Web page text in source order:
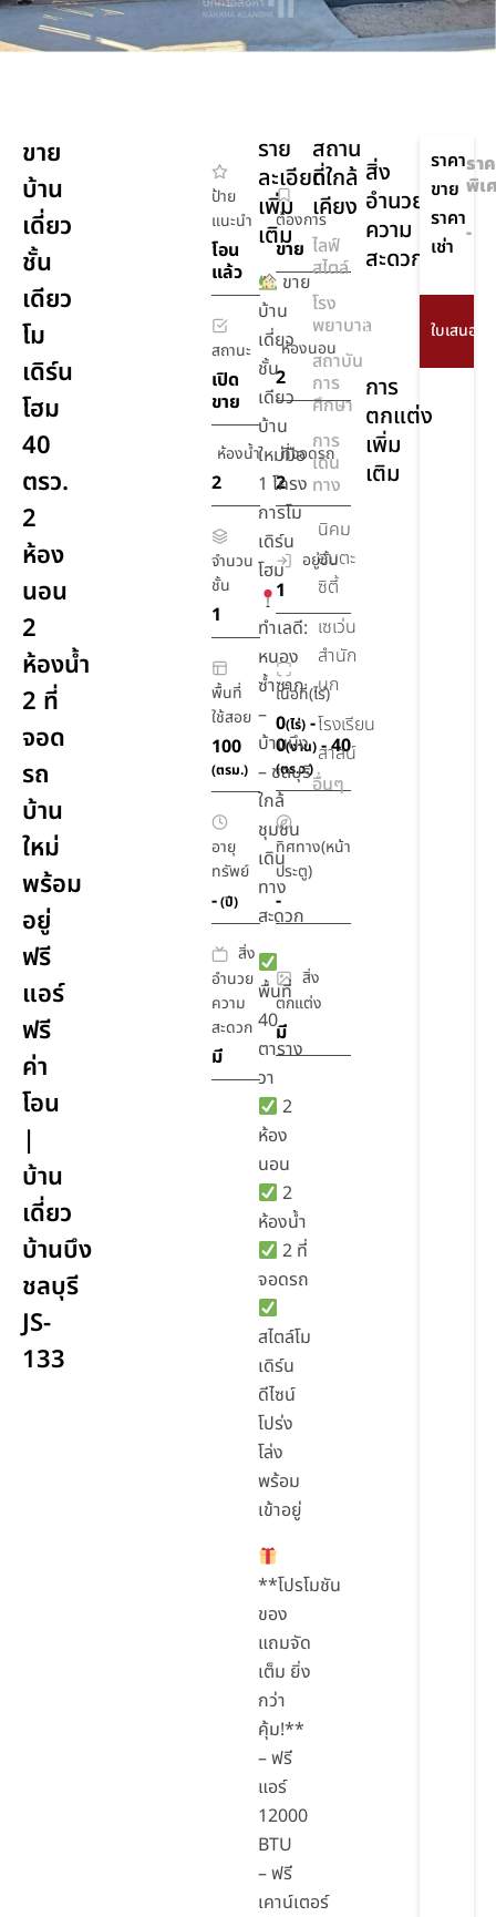
ขาย
บ้าน
เดี่ยว
ชั้น
เดียว
โม
เดิร์น
โฮม
40
ตรว.
2
ห้อง
นอน
2
ห้องน้ำ
2 ที่
จอด
รถ
บ้าน
ใหม่
พร้อม
อยู่
ฟรี
แอร์
ฟรี
ค่า
โอน
|
บ้าน
เดี่ยว
บ้านบึง
ชลบุรี
JS-
133
ป้าย
แนะนำ
โอน
แล้ว
ต้องการ
ขาย
สถานะ
เปิด
ขาย
ห้องนอน
2
ห้องน้ำ
2
ที่จอดรถ
2
จำนวน
ชั้น
1
อยู่ชั้น
1
พื้นที่
ใช้สอย
100
(ตรม.)
เนื้อที่(ไร่)
0(ไร่) -
0(งาน)- 40
(ตร.ว.)
อายุ
ทรัพย์
-(ปี)
ทิศทาง(หน้า
ประตู)
-
สิ่ง
อำนวย
ความ
สะดวก
มี
สิ่ง
ตกแต่ง
มี
ราย
ละเอียด
เพิ่ม
เติม
ขาย
บ้าน
เดี่ยว
ชั้น
เดียว
บ้าน
ใหม่มือ
1 โครง
การโม
เดิร์น
โฮม
ทำเลดี:
หนอง
ซ้ำซาก
–
บ้านบึง
– ชลบุรี
ใกล้
ชุมชน
เดิน
ทาง
สะดวก
พื้นที่
40
ตาราง
วา
2
ห้อง
นอน
2
ห้องน้ำ
2 ที่
จอดรถ
สไตล์โม
เดิร์น
ดีไซน์
โปร่ง
โล่ง
พร้อม
เข้าอยู่
**โปรโมชัน
ของ
แถมจัด
เต็ม ยิ่ง
กว่า
คุ้ม!**
– ฟรี
แอร์
12000
BTU
– ฟรี
เคาน์เตอร์
สถาน
ที่ใกล้
เคียง
ไลฟ์
สไตล์
โรง
พยาบาล
สถาบัน
การ
ศึกษา
การ
เดิน
ทาง
นิคม
อมตะ
ซิตี้
เซเว่น
สำนัก
บก
โรงเรียน
สาสน์
อื่นๆ
สิ่ง
อำนวย
ความ
สะดวก
การ
ตกแต่ง
เพิ่ม
เติม
ราคา
ขาย
รา
พิเ
ราคา
เช่า
-